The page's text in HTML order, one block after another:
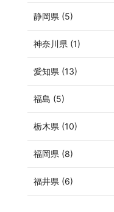
静岡県 (5)
神奈川県 (1)
愛知県 (13)
福島 (5)
栃木県 (10)
福岡県 (8)
福井県 (6)